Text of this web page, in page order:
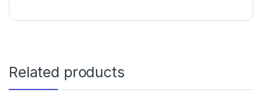
Related products